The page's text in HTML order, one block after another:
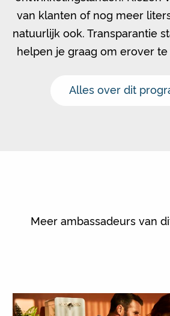
van klanten of nog meer
natuurlijk ook. Transparantie
helpen je graag om erover
Alles over dit
Meer ambassadeurs van